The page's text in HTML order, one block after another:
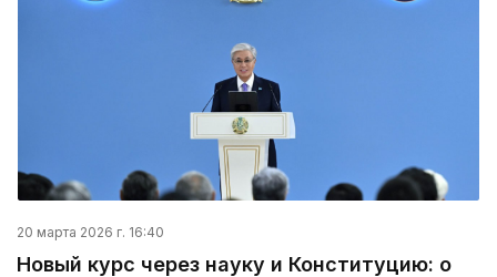
20 марта 2026 г. 16:40
Новый курс через науку и Конституцию: о